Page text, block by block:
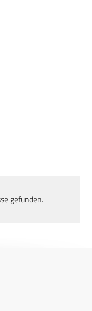
gefunden.